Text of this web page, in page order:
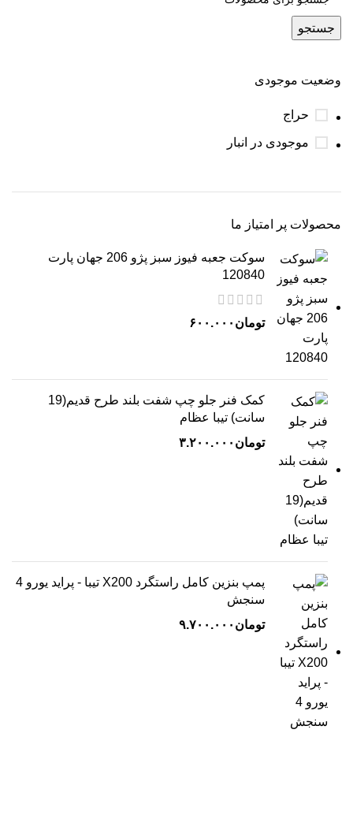
وضعیت موجودی
حراج
موجودی در انبار
محصولات پر امتیاز ما
سوکت جعبه فیوز سبز پژو 206 جهان پارت
120840
تومان ۶۰۰.۰۰۰
کمک فنر جلو چپ شفت بلند طرح قدیم(19
سانت) تیبا عظام
تومان ۳.۲۰۰.۰۰۰
پمپ بنزین کامل راستگرد X200 تیبا - پراید یورو 4
سنجش
تومان ۹.۷۰۰.۰۰۰
جستجو